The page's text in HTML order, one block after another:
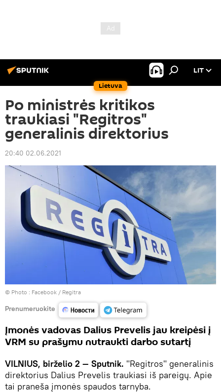
Lietuva
LIT
Po ministrės kritikos
traukiasi "Regitros"
generalinis direktorius
20:40 02.06.2021
© Photo : Facebook / Regitra
Prenumeruokite
Įmonės vadovas Dalius Prevelis jau kreipėsi į
VRM su prašymu nutraukti darbo sutartį
VILNIUS, birželio 2 — Sputnik. "Regitros" generalinis
direktorius Dalius Prevelis traukiasi iš pareigų. Apie
tai praneša įmonės spaudos tarnyba.